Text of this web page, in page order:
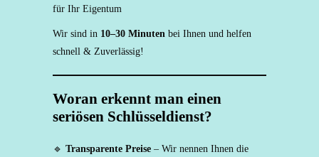
für Ihr Eigentum
Wir sind in 10–30 Minuten bei Ihnen und helfen
schnell & Zuverlässig!
Woran erkennt man einen
seriösen Schlüsseldienst?
🔹 Transparente Preise – Wir nennen Ihnen die